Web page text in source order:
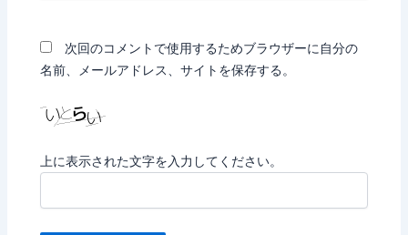
次回のコメントで使用するためブラウザーに自分の
名前、メールアドレス、サイトを保存する。
上に表示された文字を入力してください。